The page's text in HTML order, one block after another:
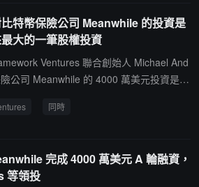
特幣保險公司 Meanwhile 的投資是
大的一筆股權投資
Ventures 聯合創始人 Michael And
公司 Meanwhile 的 4000 萬美元投資是 F
司，在 A 輪融資後估值達到 1.9 億美元，
作，向美國民眾提供比特幣產品。近期的
球擴張，也包括開發其提供的產品種類和
同時
完成 4000 萬美元 A 輪融資，
等領投